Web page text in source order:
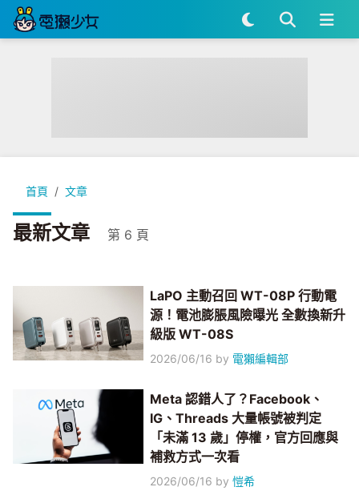
首頁 文章
最新文章 第 6 頁
LaPO 主動召回 WT-08P 行動電
源！電池膨脹風險曝光 全數換新升
級版 WT-08S
2026/06/16 by 電獺編輯部
Meta 認錯人了？Facebook、
IG、Threads 大量帳號被判定
「未滿 13 歲」停權，官方回應與
補救方式一次看
2026/06/16 by愷希